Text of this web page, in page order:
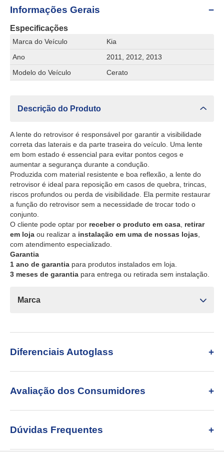
Informações Gerais
Especificações
Marca do Veículo
Kia
Ano
2011, 2012, 2013
Modelo do Veículo
Cerato
Descrição do Produto
A lente do retrovisor é responsável por garantir a visibilidade
correta das laterais e da parte traseira do veículo. Uma lente
em bom estado é essencial para evitar pontos cegos e
aumentar a segurança durante a condução.
Produzida com material resistente e boa reflexão, a lente do
retrovisor é ideal para reposição em casos de quebra, trincas,
riscos profundos ou perda de visibilidade. Ela permite restaurar
a função do retrovisor sem a necessidade de trocar todo o
conjunto.
O cliente pode optar por receber o produto em casa retirar
em loja ou realizar a instalação em uma de nossas lojas
com atendimento especializado.
Garantia
1 ano de garantia para produtos instalados em loja.
3 meses de garantia para entrega ou retirada sem instalação.
Marca
Diferenciais Autoglass
Avaliação dos Consumidores
Dúvidas Frequentes